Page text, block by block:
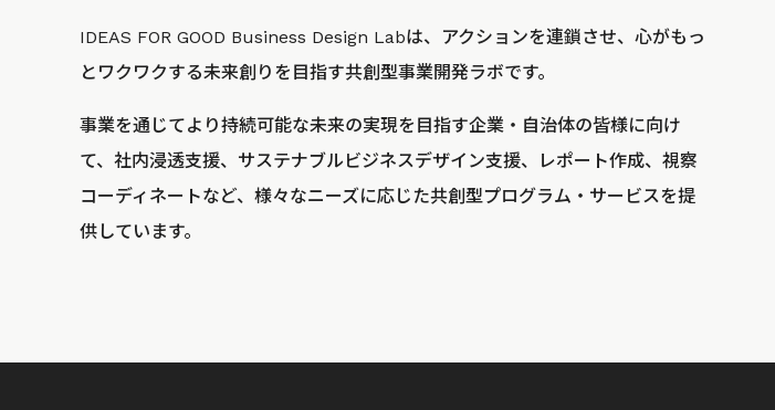
IDEAS FOR GOOD Business Design Labは、アクションを連鎖させ、心がもっ
とワクワクする未来創りを目指す共創型事業開発ラボです。
事業を通じてより持続可能な未来の実現を目指す企業・自治体の皆様に向け
て、社内浸透支援、サステナブルビジネスデザイン支援、レポート作成、視察
コーディネートなど、様々なニーズに応じた共創型プログラム・サービスを提
供しています。